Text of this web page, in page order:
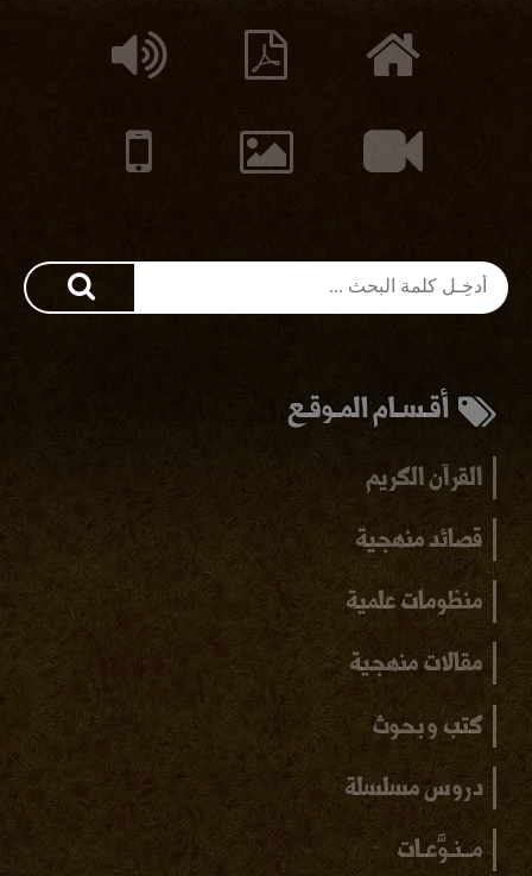
أقـسـام المـوقـع
القرآن الكريم
قصائد منهجية
منظومات علمية
مقالات منهجية
كتب و بحوث
دروس مسلسلة
مــنـوَّعـات